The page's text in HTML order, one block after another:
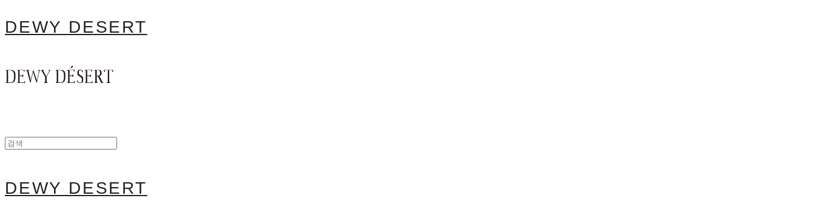
DEWY DESERT
DEWY DESERT